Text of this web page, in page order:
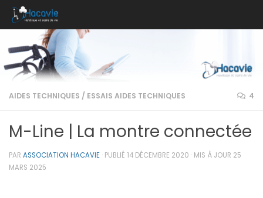
Au dessous du contenu
AIDES TECHNIQUES / ESSAIS AIDES TECHNIQUES 4
M-Line | La montre connectée
PAR ASSOCIATION HACAVIE · PUBLIÉ 14 DÉCEMBRE 2020 · MIS À JOUR 25
MARS 2025